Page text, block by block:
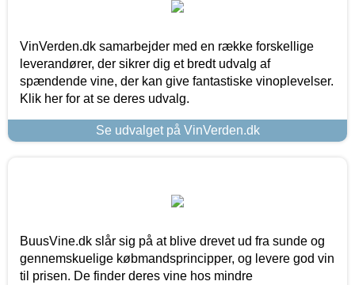
VinVerden.dk samarbejder med en række forskellige
leverandører, der sikrer dig et bredt udvalg af
spændende vine, der kan give fantastiske vinoplevelser.
Klik her for at se deres udvalg.
Se udvalget på VinVerden.dk
BuusVine.dk slår sig på at blive drevet ud fra sunde og
gennemskuelige købmandsprincipper, og levere god vin
til prisen. De finder deres vine hos mindre